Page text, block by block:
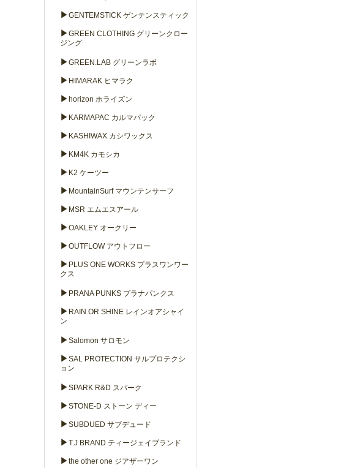
▶ GENTEMSTICK ゲンテンスティック
▶ GREEN CLOTHING グリーンクロー
ジング
▶ GREEN.LAB グリーンラボ
▶ HIMARAK ヒマラク
▶ horizon ホライズン
▶ KARMAPAC カルマパック
▶ KASHIWAX カシワックス
▶ KM4K カモシカ
▶ K2 ケーツー
▶ MountainSurf マウンテンサーフ
▶ MSR エムエスアール
▶ OAKLEY オークリー
▶ OUTFLOW アウトフロー
▶ PLUS ONE WORKS プラスワンワー
クス
▶ PRANA PUNKS プラナパンクス
▶ RAIN OR SHINE レインオアシャイ
ン
▶ Salomon サロモン
▶ SAL PROTECTION サルプロテクシ
ョン
▶ SPARK R&D スパーク
▶ STONE-D ストーン ディー
▶ SUBDUED サブデュード
▶ T.J BRAND ティージェイブランド
▶ the other one ジアザーワン